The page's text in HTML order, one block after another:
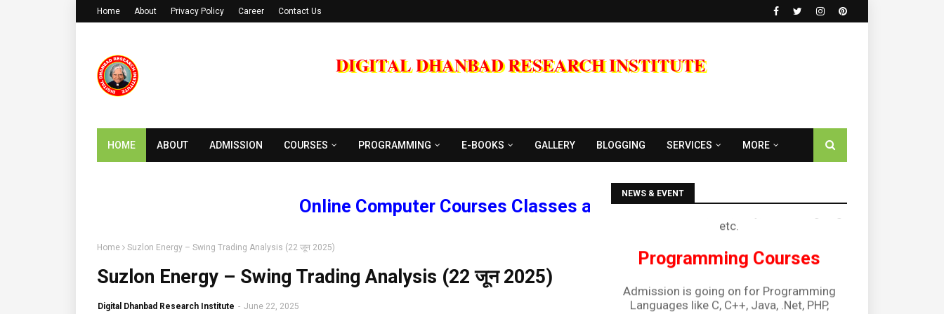
Home About Privacy Policy Career Contact Us
DIGITAL DHANBAD RESEARCH INSTITUTE
HOME ABOUT ADMISSION COURSES PROGRAMMING E-BOOKS GALLERY BLOGGING SERVICES MORE
Online Computer Courses Classes and Training Program
Home Suzlon Energy – Swing Trading Analysis (22 जून 2025)
Suzlon Energy – Swing Trading Analysis (22 जून 2025)
Digital Dhanbad Research Institute - June 22, 2025
NEWS & EVENT
Diploma Courses
Programming Courses
Admission is going on for Programming
Languages like C, C++, Java, .Net, PHP,